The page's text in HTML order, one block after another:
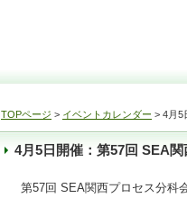
TOPページ > イベントカレンダー > 4月5
4月5日開催：第57回 SEA
第57回 SEA関西プロセス分科